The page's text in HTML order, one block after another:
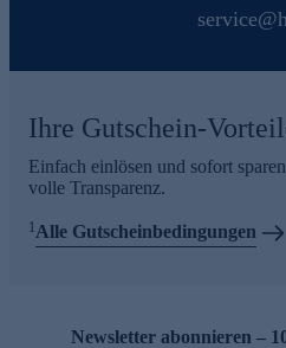
Ihre Gutschein-
Einfach einlösen und sofort
volle Transparenz.
1Alle Gutscheinbedingungen
Newsletter abonnieren –